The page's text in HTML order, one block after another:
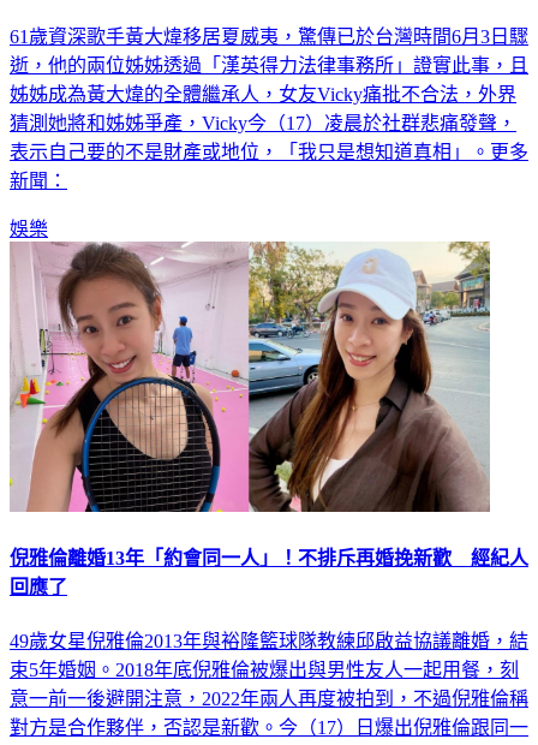
61歲資深歌手黃大煒移居夏威夷，驚傳已於台灣時間6月3日驟
逝，他的兩位姊姊透過「漢英得力法律事務所」證實此事，且
姊姊成為黃大煒的全體繼承人，女友Vicky痛批不合法，外界
猜測她將和姊姊爭產，Vicky今（17）凌晨於社群悲痛發聲，
表示自己要的不是財產或地位，「我只是想知道真相」。更多
新聞：
娛樂
倪雅倫離婚13年「約會同一人」！不排斥再婚挽新歡 經紀人
回應了
49歲女星倪雅倫2013年與裕隆籃球隊教練邱啟益協議離婚，結
束5年婚姻。2018年底倪雅倫被爆出與男性友人一起用餐，刻
意一前一後避開注意，2022年兩人再度被拍到，不過倪雅倫稱
對方是合作夥伴，否認是新歡。今（17）日爆出倪雅倫跟同一